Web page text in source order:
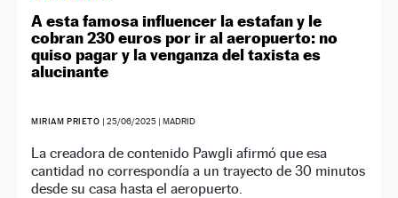
A esta famosa influencer la estafan y le
cobran 230 euros por ir al aeropuerto: no
quiso pagar y la venganza del taxista es
alucinante
MIRIAM PRIETO | 25/06/2025| MADRID
La creadora de contenido Pawgli afirmó que esa
cantidad no correspondía a un trayecto de 30 minutos
desde su casa hasta el aeropuerto.